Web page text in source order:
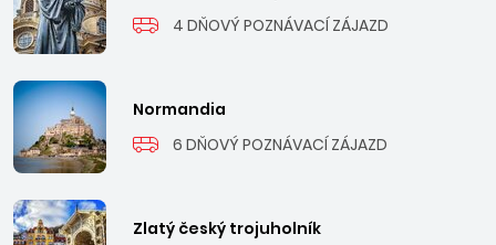
4 DŇOVÝ POZNÁVACÍ ZÁJAZD
Normandia
6 DŇOVÝ POZNÁVACÍ ZÁJAZD
Zlatý český trojuholník